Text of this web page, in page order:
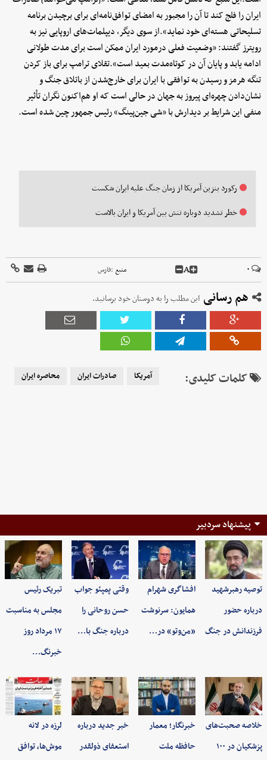
ایران را فلج کند تا آن را مجبور به امضای توافق‌نامه‌ای برای برچیدن برنامه
تسلیحاتی هسته‌ای خود نماید».از سوی دیگر، دیپلمات‌های اروپایی نیز به
رویترز گفتند: «وضعیت فعلی درمورد ایران ممکن است برای مدت طولانی
ادامه یابد و پایان آن در کوتاه‌مدت بعید است».تقلای ترامپ برای باز کردن
تنگه هرمز و رسیدن به توافقی با ایران برای خارج‌شدن از باتلاق جنگ و
نشان‌دادن چهره‌ای پیروز به جهان در حالی است که او هم‌اکنون نگران تأثیر
منفی این شرایط بر دیدارش با «شی جین‌پینگ» رئیس جمهور چین شده است.
رکورد بنزین آمریکا از زمان جنگ علیه ایران شکست
خطر تشدید دوباره تنش بین آمریکا و ایران بالاست
۰ A منبع :فارس
هم رسانی این مطلب را به دوستان خود برسانید.
کلمات کلیدی: آمریکا صادرات ایران محاصره ایران
پیشنهاد سردبیر
توصیه رهبرشهید
درباره حضور
فرزندانش در جنگ
افشاگری شهرام
همایون: سرنوشت
«من‌وتو» در…
وقتی پمپئو جواب
حسن روحانی را
درباره جنگ با…
تبریک رئیس
مجلس به مناسبت
۱۷ مرداد روز
خبرنگ…
خلاصه صحبت‌های
پزشکیان در ۱۰۰
خبرنگار؛ معمار
حافظه ملت
خبر جدید درباره
استعفای ذولقدر
لرزه در لانه
موش‌ها، توافق